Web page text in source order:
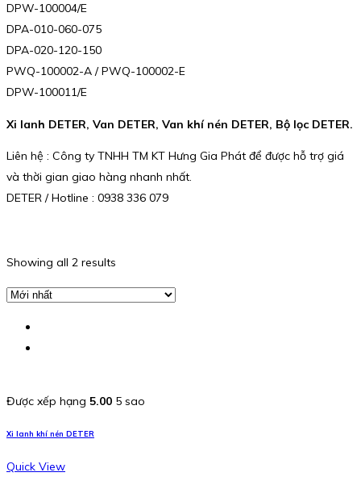
DPW-100004/E
DPA-010-060-075
DPA-020-120-150
PWQ-100002-A / PWQ-100002-E
DPW-100011/E
Xi lanh DETER, Van DETER, Van khí nén DETER, Bộ lọc DETER.
Liên hệ : Công ty TNHH TM KT Hưng Gia Phát để được hỗ trợ giá
và thời gian giao hàng nhanh nhất.
DETER / Hotline : 0938 336 079
Showing all 2 results
Được xếp hạng 5.00 5 sao
Xi lanh khí nén DETER
Quick View